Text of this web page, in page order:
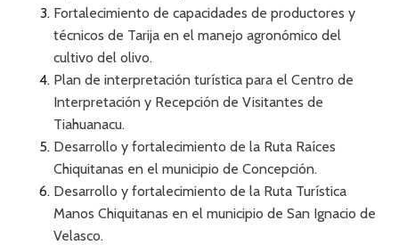
Fortalecimiento de capacidades de productores y
técnicos de Tarija en el manejo agronómico del
cultivo del olivo.
Plan de interpretación turística para el Centro de
Interpretación y Recepción de Visitantes de
Tiahuanacu.
Desarrollo y fortalecimiento de la Ruta Raíces
Chiquitanas en el municipio de Concepción.
Desarrollo y fortalecimiento de la Ruta Turística
Manos Chiquitanas en el municipio de San Ignacio de
Velasco.